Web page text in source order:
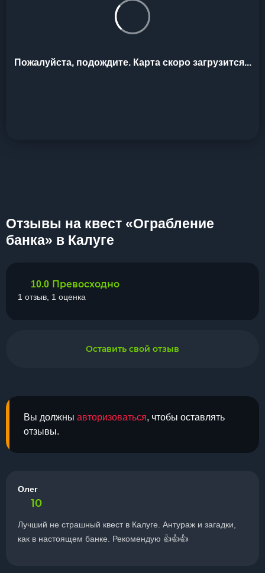
Пожалуйста, подождите. Карта скоро загрузится...
Отзывы на квест «Ограбление
банка» в Калуге
Вы должны авторизоваться, чтобы оставлять
отзывы.
Олег
10
Лучший не страшный квест в Калуге. Антураж и загадки,
как в настоящем банке. Рекомендую 👍👍👍
10.0 Превосходно
1 отзыв, 1 оценка
Оставить свой отзыв